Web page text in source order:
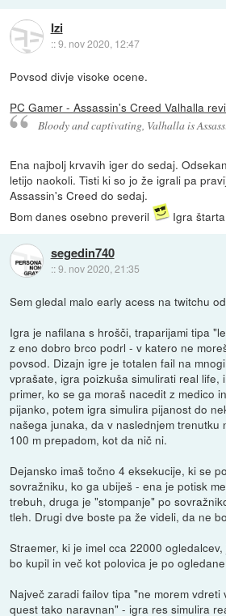
Izi
::9. nov 2020, 12:47
Povsod divje visoke ocene.
PC Gamer - Assassin's Creed Valhalla
Bloody and captivating, Valhalla is
Ena najbolj krvavih iger do sedaj.
letijo naokoli. Tisti ki so jo že igrali pa
Assassin's Creed do sedaj.
Bom danes osebno preveril
Igra
segedin740
::9. nov 2020, 21:35
Sem gledal malo early acess na twitchu
Igra je nafilana s hrošči, traparijami tipa
z eno dobro brco podrl - v katero ne
povsod. Dizajn igre je totalen fail na
vprašate, igra poizkuša simulirati real life,
primer, ko se ga moraš nacedit z medico
pijanko, potem igra simulira pijanost do
našega junaka, da v naslednjem trenutku
100 m prepadom, kot da nič ni.
Dejansko imaš točno 4 eksekucije, ki se
sovražniku, ko ga ubiješ - ena je potisk
trebuh, druga je "stompanje" po
tleh. Drugi dve boste pa že videli, da ne
Straemer, ki je imel cca 22000
bo kupil in več kot polovica je po
Največ zaradi failov tipa "ne morem
quest tako naravnan" - igra res simulira